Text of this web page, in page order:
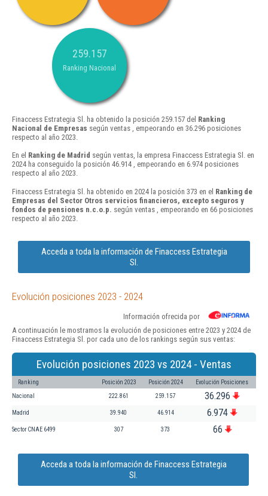
259.157
Ranking Nacional
Finaccess Estrategia Sl. ha obtenido la posición 259.157 del Ranking
Nacional de Empresas según ventas , empeorando en 36.296 posiciones
respecto al año 2023.
En el Ranking de Madrid según ventas, la empresa Finaccess Estrategia Sl. en
2024 ha conseguido la posición 46.914 , empeorando en 6.974 posiciones
respecto al año 2023.
Finaccess Estrategia Sl. ha obtenido en 2024 la posición 373 en el Ranking de
Empresas del Sector Otros servicios financieros, excepto seguros y
fondos de pensiones n.c.o.p. según ventas , empeorando en 66 posiciones
respecto al año 2023.
Acceda a toda la información de Finaccess Estrategia
Sl.
Evolución posiciones 2023 - 2024
Información ofrecida por
A continuación le mostramos la evolución de posiciones entre 2023 y 2024 de
Finaccess Estrategia Sl. por cada uno de los rankings según sus ventas:
Evolución posiciones 2023 vs 2024 - Ventas
Ranking Posición 2023 Posición 2024 Evolución Posiciones
Nacional 222.861 259.157 36.296
Madrid 39.940 46.914 6.974
Sector CNAE 6499 307 373 66
Acceda a toda la información de Finaccess Estrategia
Sl.